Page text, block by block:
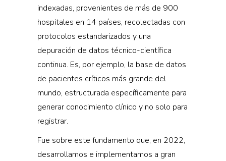
indexadas, provenientes de más de 900
hospitales en 14 países, recolectadas con
protocolos estandarizados y una
depuración de datos técnico-científica
continua. Es, por ejemplo, la base de datos
de pacientes críticos más grande del
mundo, estructurada específicamente para
generar conocimiento clínico y no solo para
registrar.
Fue sobre este fundamento que, en 2022,
desarrollamos e implementamos a gran